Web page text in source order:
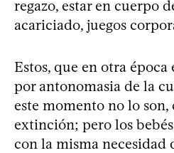
regazo, estar en cuerpo
acariciado, juegos
Estos, que en otra
por antonomasia de la
este momento no lo son,
extinción; pero los
con la misma necesidad